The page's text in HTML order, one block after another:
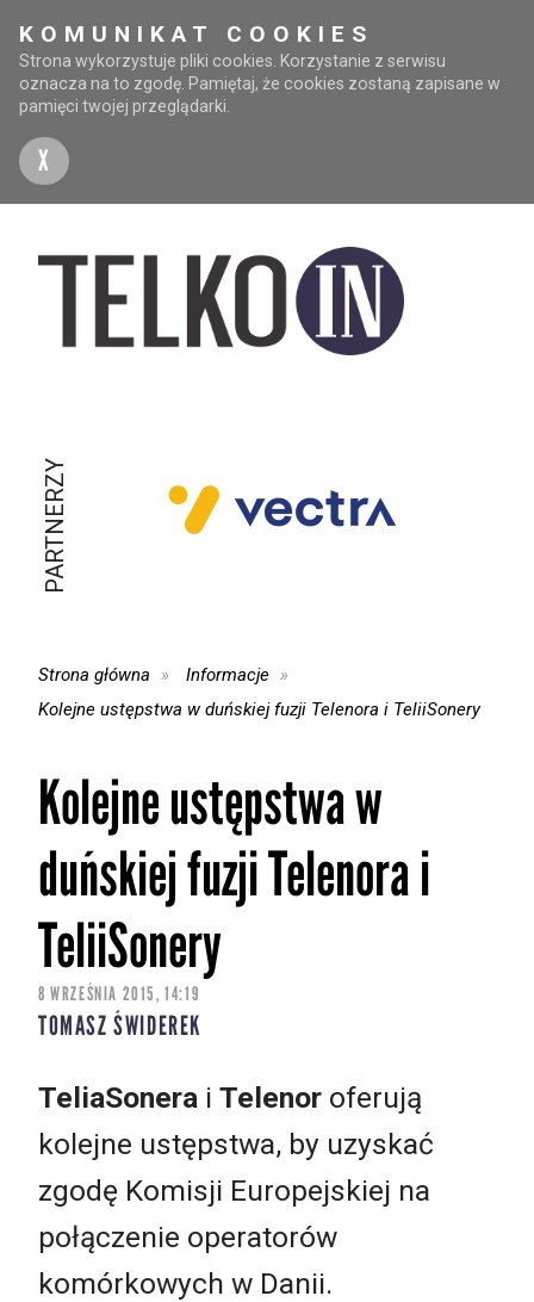
KOMUNIKAT COOKIES
Strona wykorzystuje pliki cookies. Korzystanie z serwisu
oznacza na to zgodę. Pamiętaj, że cookies zostaną zapisane w
pamięci twojej przeglądarki.
X
PARTNERZY
Strona główna
Informacje
Kolejne ustępstwa w duńskiej fuzji Telenora i TeliiSonery
Kolejne ustępstwa w
duńskiej fuzji Telenora i
TeliiSonery
8 WRZEŚNIA 2015, 14:19
TOMASZ ŚWIDEREK
TeliaSonera i Telenor oferują
kolejne ustępstwa, by uzyskać
zgodę Komisji Europejskiej na
połączenie operatorów
komórkowych w Danii.